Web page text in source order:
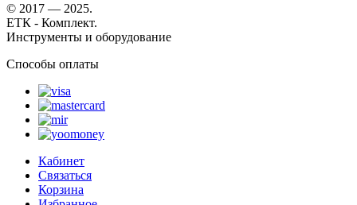
© 2017 — 2025.
ЕТК - Комплект.
Инструменты и оборудование
Способы оплаты
Кабинет
Связаться
Корзина